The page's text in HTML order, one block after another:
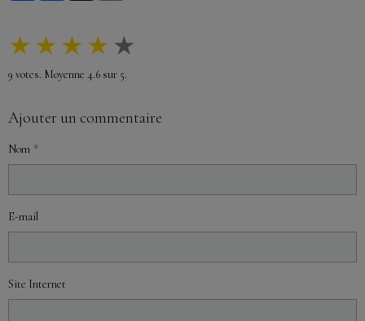
★ ★ ★ ★ ★
9 votes. Moyenne 4.6 sur 5.
Ajouter un commentaire
Nom
E-mail
Site Internet